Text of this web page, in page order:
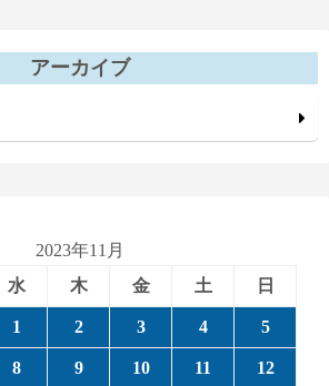
アーカイブ
2023年11月
水 木 金 土 日
1 2 3 4 5
8 9 10 11 12